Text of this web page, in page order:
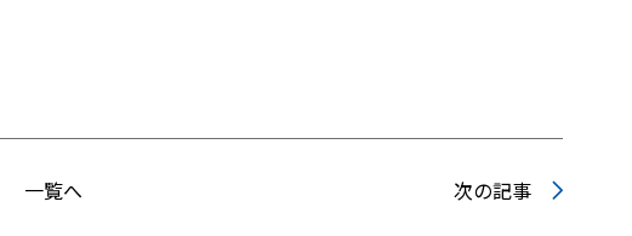
一覧へ 次の記事